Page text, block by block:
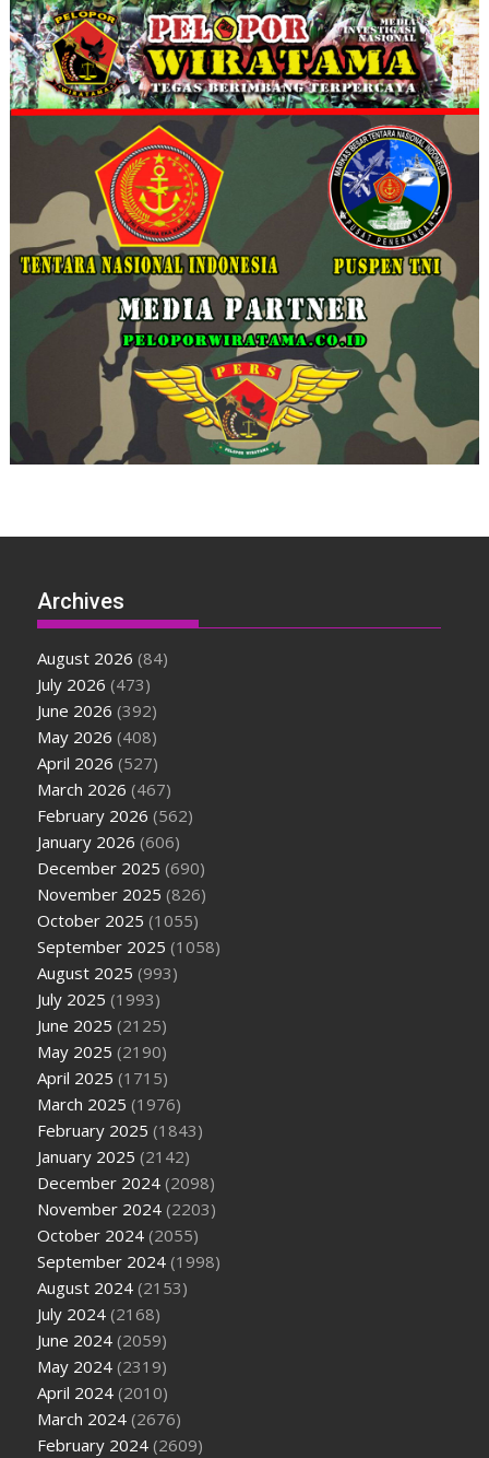
Archives
August 2026 (84)
July 2026 (473)
June 2026 (392)
May 2026 (408)
April 2026 (527)
March 2026 (467)
February 2026 (562)
January 2026 (606)
December 2025 (690)
November 2025 (826)
October 2025 (1055)
September 2025 (1058)
August 2025 (993)
July 2025 (1993)
June 2025 (2125)
May 2025 (2190)
April 2025 (1715)
March 2025 (1976)
February 2025 (1843)
January 2025 (2142)
December 2024 (2098)
November 2024 (2203)
October 2024 (2055)
September 2024 (1998)
August 2024 (2153)
July 2024 (2168)
June 2024 (2059)
May 2024 (2319)
April 2024 (2010)
March 2024 (2676)
February 2024 (2609)